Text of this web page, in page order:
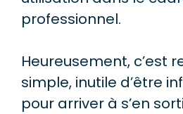
professionnel.
Heureusement, c’est
simple, inutile d’être
pour arriver à s’en